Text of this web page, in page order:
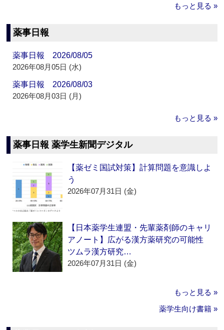
もっと見る »
薬事日報
薬事日報 2026/08/05
2026年08月05日 (水)
薬事日報 2026/08/03
2026年08月03日 (月)
もっと見る »
薬事日報 薬学生新聞デジタル
【薬ゼミ国試対策】計算問題を意識しよ
う
2026年07月31日 (金)
【日本薬学生連盟・先輩薬剤師のキャリ
アノート】広がる漢方薬研究の可能性
ツムラ漢方研究…
2026年07月31日 (金)
もっと見る »
薬学生向け書籍 »